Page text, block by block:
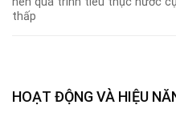
thấp
HOẠT ĐỘNG VÀ HIỆU